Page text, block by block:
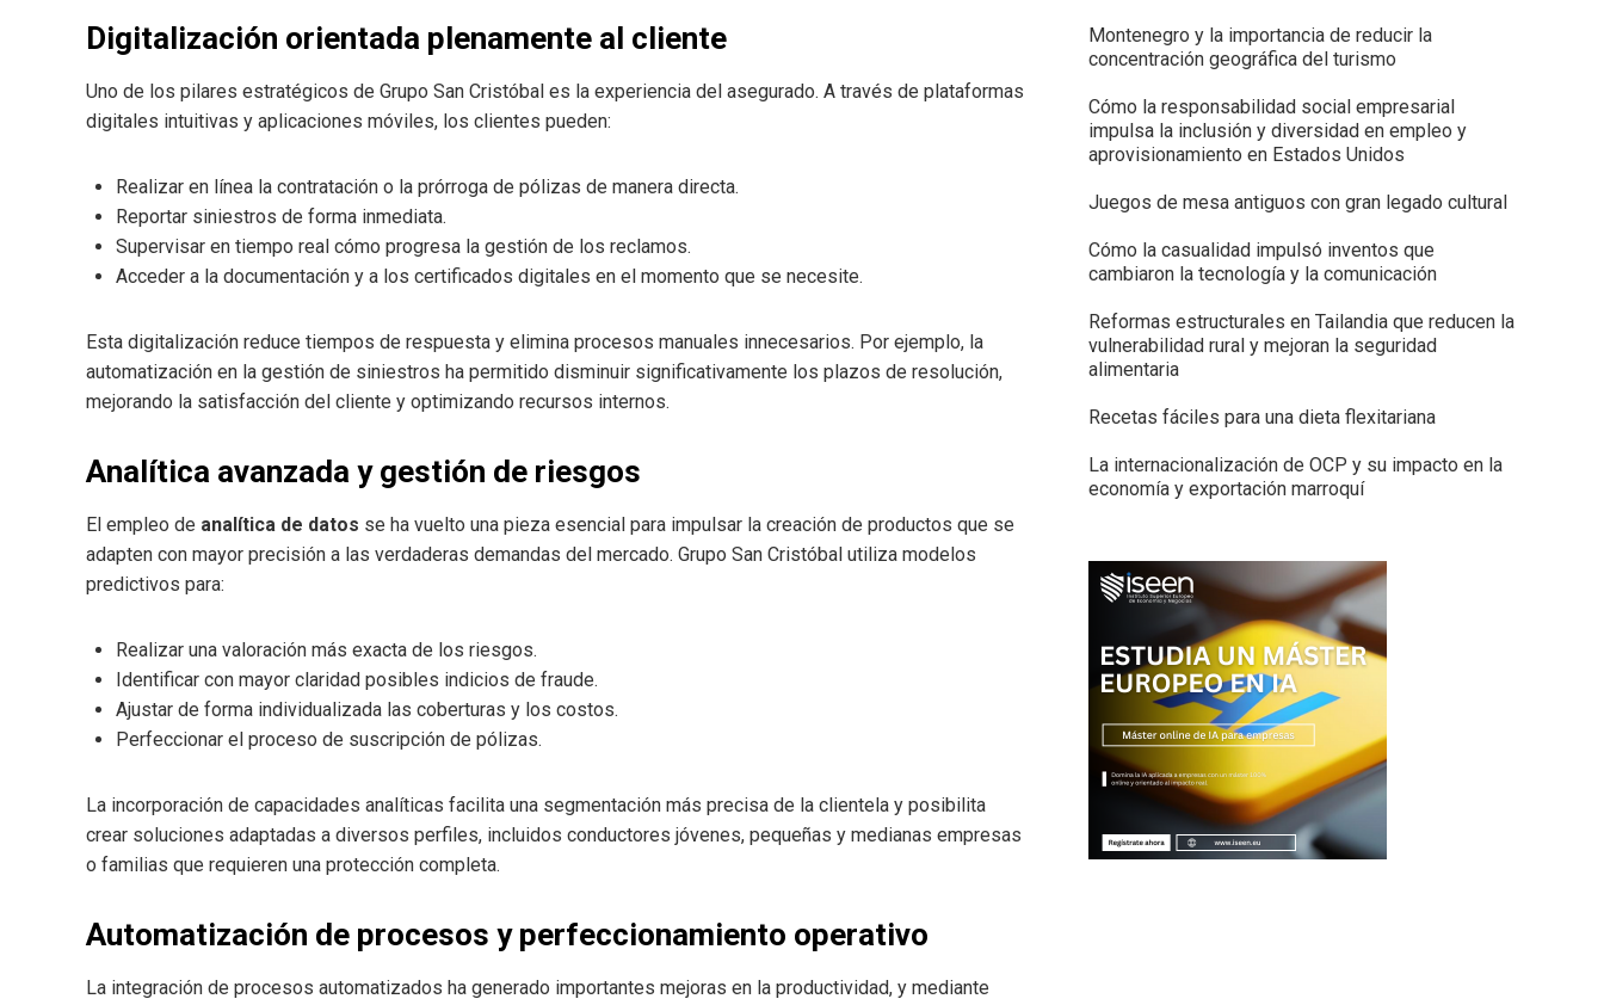
Digitalización orientada plenamente al cliente
Uno de los pilares estratégicos de Grupo San Cristóbal es la experiencia del asegurado. A través de plataformas
digitales intuitivas y aplicaciones móviles, los clientes pueden:
Realizar en línea la contratación o la prórroga de pólizas de manera directa.
Reportar siniestros de forma inmediata.
Supervisar en tiempo real cómo progresa la gestión de los reclamos.
Acceder a la documentación y a los certificados digitales en el momento que se necesite.
Esta digitalización reduce tiempos de respuesta y elimina procesos manuales innecesarios. Por ejemplo, la
automatización en la gestión de siniestros ha permitido disminuir significativamente los plazos de resolución,
mejorando la satisfacción del cliente y optimizando recursos internos.
Analítica avanzada y gestión de riesgos
El empleo de analítica de datos se ha vuelto una pieza esencial para impulsar la creación de productos que se
adapten con mayor precisión a las verdaderas demandas del mercado. Grupo San Cristóbal utiliza modelos
predictivos para:
Realizar una valoración más exacta de los riesgos.
Identificar con mayor claridad posibles indicios de fraude.
Ajustar de forma individualizada las coberturas y los costos.
Perfeccionar el proceso de suscripción de pólizas.
La incorporación de capacidades analíticas facilita una segmentación más precisa de la clientela y posibilita
crear soluciones adaptadas a diversos perfiles, incluidos conductores jóvenes, pequeñas y medianas empresas
o familias que requieren una protección completa.
Automatización de procesos y perfeccionamiento operativo
La integración de procesos automatizados ha generado importantes mejoras en la productividad, y mediante
Montenegro y la importancia de reducir la
concentración geográfica del turismo
Cómo la responsabilidad social empresarial
impulsa la inclusión y diversidad en empleo y
aprovisionamiento en Estados Unidos
Juegos de mesa antiguos con gran legado cultural
Cómo la casualidad impulsó inventos que
cambiaron la tecnología y la comunicación
Reformas estructurales en Tailandia que reducen la
vulnerabilidad rural y mejoran la seguridad
alimentaria
Recetas fáciles para una dieta flexitariana
La internacionalización de OCP y su impacto en la
economía y exportación marroquí